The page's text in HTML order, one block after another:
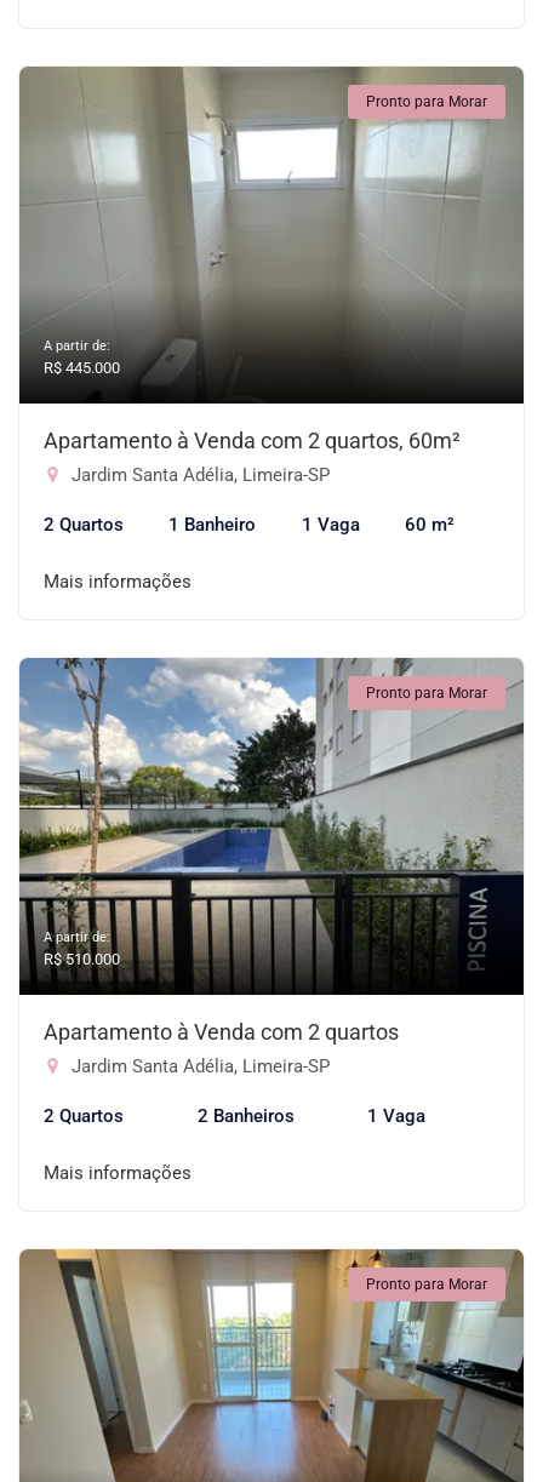
Pronto para Morar
A partir de:
R$ 445.000
Apartamento à Venda com 2 quartos, 60m²
Jardim Santa Adélia, Limeira-SP
2 Quartos 1 Banheiro 1 Vaga 60 m²
Mais informações
Pronto para Morar
A partir de:
R$ 510.000
Apartamento à Venda com 2 quartos
Jardim Santa Adélia, Limeira-SP
2 Quartos 2 Banheiros 1 Vaga
Mais informações
Pronto para Morar